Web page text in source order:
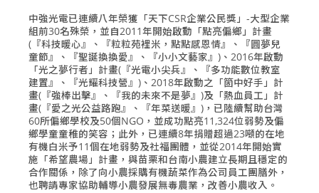
中強光電已連續八年榮獲「天下CSR企業公民獎」-大型企業
組前30名殊榮，並自2011年開始啟動「點亮偏鄉」計畫
(『科技暖心』、『粒粒苑裡米，點點感恩情』、『圓夢兒
童節』、『聖誕換換愛』、『小小文藝家』)、2016年啟動
「光之夢行者」計畫(『光電小尖兵』、『多功能數位教室
建置』、『光耀科技營』)、2018年啟動之「箇中好手」計
畫(『強棒出擊』、『我的未來不是夢』)及「熱血員工」計
畫(『愛之光公益路跑』、『年菜送暖』)，已陸續幫助台灣
60所偏鄉學校及50個NGO，並成功點亮11,324位弱勢及偏
鄉學童童稚的笑容；此外，已連續8年捐贈超過23噸的在地
有機白米予11個在地弱勢及社福團體，並從2014年開始實
施「希望農場」計畫，與苗栗和台南小農建立長期且穩定的
合作關係，除了向小農採購有機蔬菜作為公司員工團膳外，
也聘請專家協助輔導小農發展無毒農業，改善小農收入。